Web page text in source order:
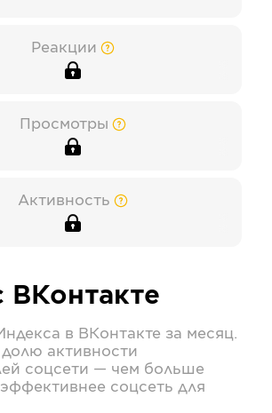
Реакции
Просмотры
Активность
ВКонтакте
в ВКонтакте за месяц.
активности
соцсети — чем больше
соцсеть для